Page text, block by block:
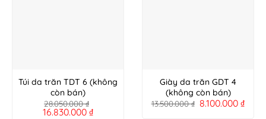
Túi da trăn TDT 6 (không
còn bán)
28.050.000₫
16.830.000 ₫
Giày da trăn GDT 4
(không còn bán)
13.500.000₫ 8.100.000₫